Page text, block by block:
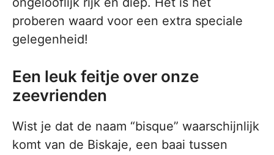
proberen waard voor een extra speciale
gelegenheid!
Een leuk feitje over onze
zeevrienden
Wist je dat de naam “bisque” waarschijnlijk
komt van de Biskaje, een baai tussen